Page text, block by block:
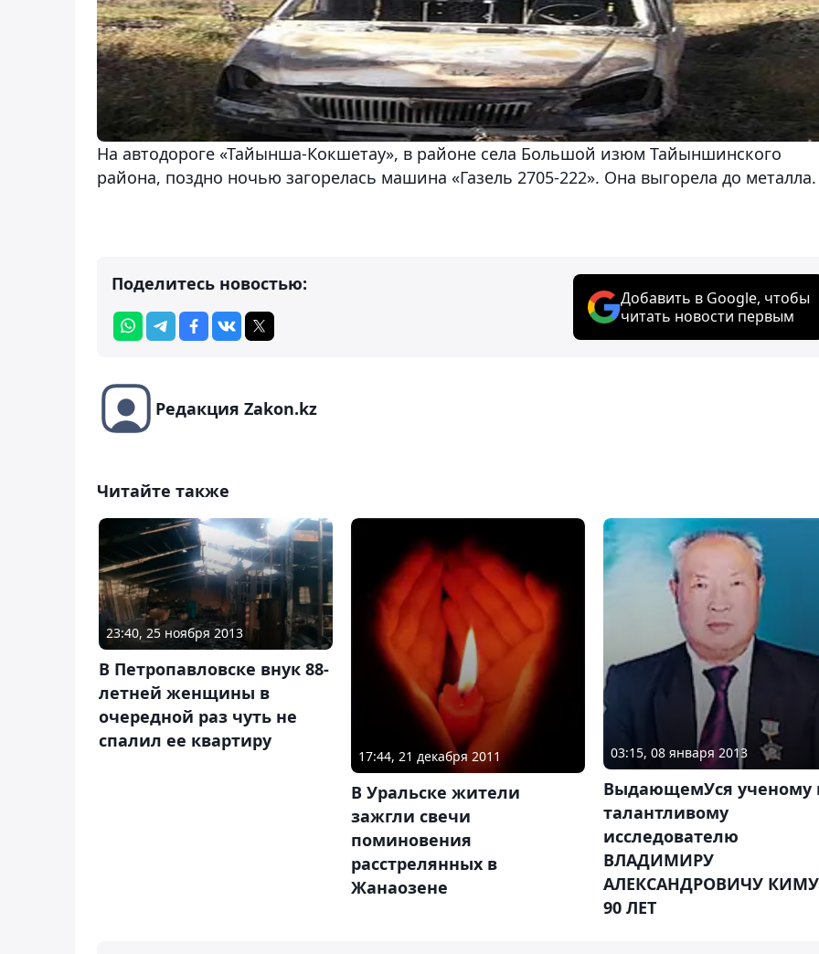
На автодороге «Тайынша-Кокшетау», в районе села Большой изюм Тайыншинского
района, поздно ночью загорелась машина «Газель 2705-222». Она выгорела до металла.
Поделитесь новостью:
Добавить в Google, чтобы
читать новости первым
Редакция Zakon.kz
Читайте также
23:40, 25 ноября 2013
В Петропавловске внук 88-
летней женщины в
очередной раз чуть не
спалил ее квартиру
17:44, 21 декабря 2011
В Уральске жители
зажгли свечи
поминовения
расстрелянных в
Жанаозене
03:15, 08 января 2013
ВыдающемУся ученому
талантливому
исследователю
ВЛАДИМИРУ
АЛЕКСАНДРОВИЧУ
90 ЛЕТ